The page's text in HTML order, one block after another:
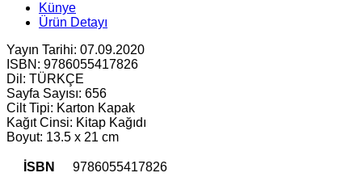
Künye
Ürün Detayı
Yayın Tarihi: 07.09.2020
ISBN: 9786055417826
Dil: TÜRKÇE
Sayfa Sayısı: 656
Cilt Tipi: Karton Kapak
Kağıt Cinsi: Kitap Kağıdı
Boyut: 13.5 x 21 cm
İSBN
9786055417826